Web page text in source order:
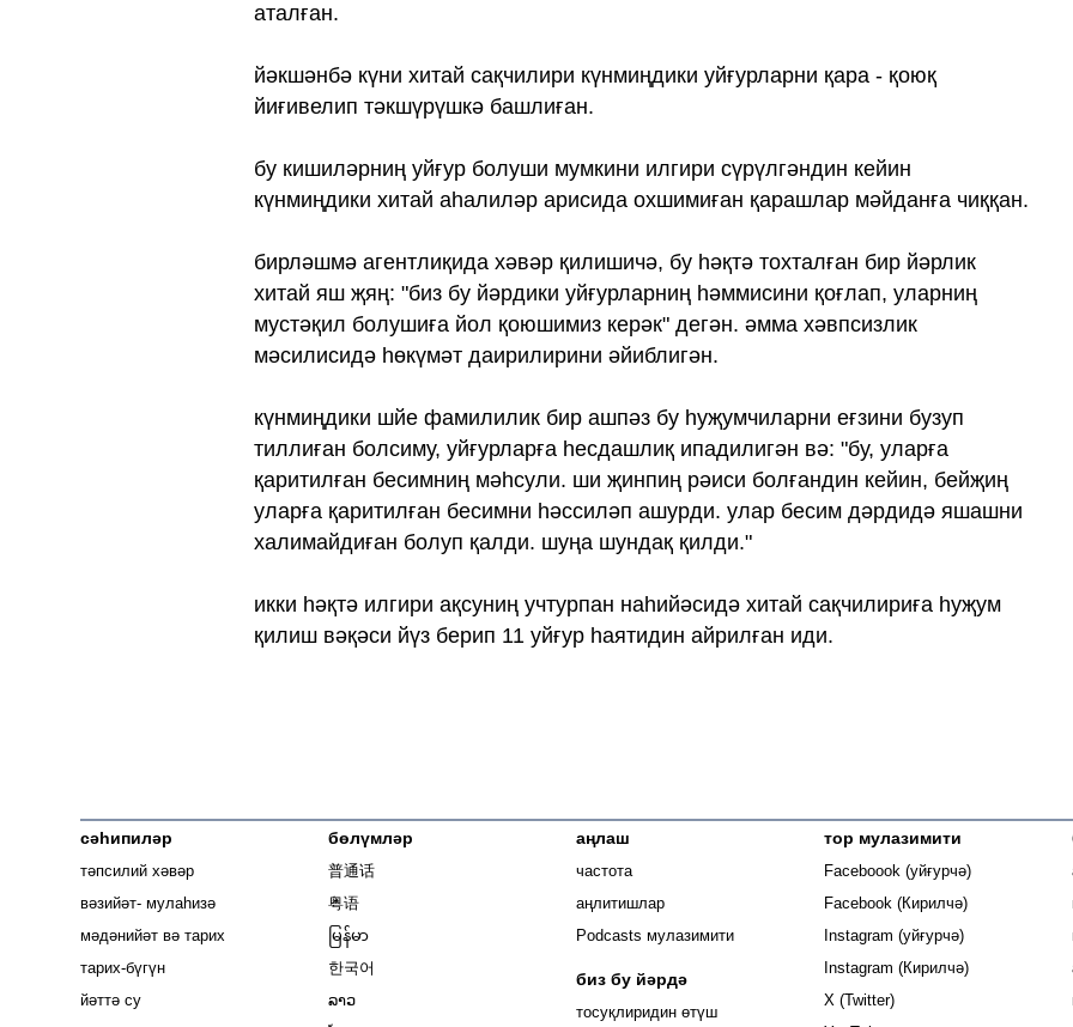
аталған.
йәкшәнбә күни хитай сақчилири күнмиңдики уйғурларни қара - қоюқ
йиғивелип тәкшүрүшкә башлиған.
бу кишиләрниң уйғур болуши мумкини илгири сүрүлгәндин кейин
күнмиңдики хитай аһалиләр арисида охшимиған қарашлар мәйданға чиққан.
бирләшмә агентлиқида хәвәр қилишичә, бу һәқтә тохталған бир йәрлик
хитай яш җяң: "биз бу йәрдики уйғурларниң һәммисини қоғлап, уларниң
мустәқил болушиға йол қоюшимиз керәк" дегән. әмма хәвпсизлик
мәсилисидә һөкүмәт даирилирини әйиблигән.
күнмиңдики шйе фамилилик бир ашпәз бу һуҗумчиларни еғзини бузуп
тиллиған болсиму, уйғурларға һесдашлиқ ипадилигән вә: "бу, уларға
қаритилған бесимниң мәһсули. ши җинпиң рәиси болғандин кейин, бейҗиң
уларға қаритилған бесимни һәссиләп ашурди. улар бесим дәрдидә яшашни
халимайдиған болуп қалди. шуңа шундақ қилди."
икки һәқтә илгири ақсуниң учтурпан наһийәсидә хитай сақчилириға һуҗум
қилиш вәқәси йүз берип 11 уйғур һаятидин айрилған иди.
сәһипиләр
тәпсилий хәвәр
вәзийәт- мулаһизә
мәдәнийәт вә тарих
тарих-бүгүн
йәттә су
бөлүмләр
普通话
粤语
မြန်မာ
한국어
ລາວ
аңлаш
частота
аңлитишлар
Podcasts мулазимити
биз бу йәрдә
тосуқлиридин өтүш
тор мулазимити
Faceboook (уйғурчә) Opens in new
Facebook (Кирилчә)
Instagram (уйғурчә)
Instagram (Кирилчә)
X (Twitter)